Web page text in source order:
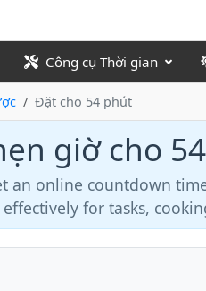
Công cụ Thời gian
Đặt cho 54 phút
giờ cho
an online countdown
for tasks,